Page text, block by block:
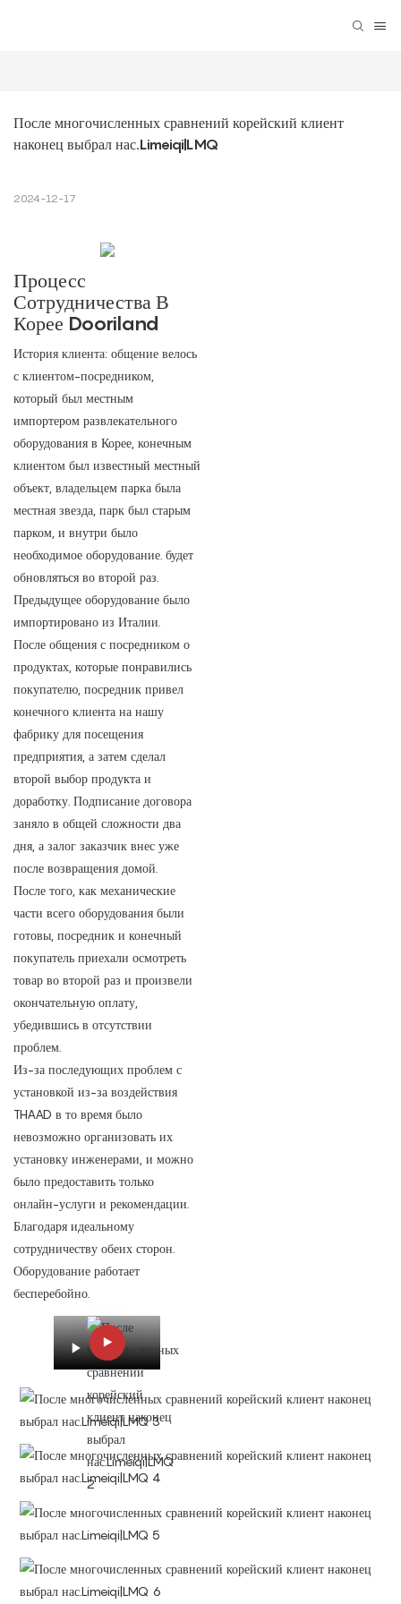
После многочисленных сравнений корейский клиент
наконец выбрал нас.Limeiqi|LMQ
2024-12-17
Процесс
Сотрудничества В
Корее Dooriland
История клиента: общение велось
с клиентом-посредником,
который был местным
импортером развлекательного
оборудования в Корее, конечным
клиентом был известный местный
объект, владельцем парка была
местная звезда, парк был старым
парком, и внутри было
необходимое оборудование. будет
обновляться во второй раз.
Предыдущее оборудование было
импортировано из Италии.
После общения с посредником о
продуктах, которые понравились
покупателю, посредник привел
конечного клиента на нашу
фабрику для посещения
предприятия, а затем сделал
второй выбор продукта и
доработку. Подписание договора
заняло в общей сложности два
дня, а залог заказчик внес уже
после возвращения домой.
После того, как механические
части всего оборудования были
готовы, посредник и конечный
покупатель приехали осмотреть
товар во второй раз и произвели
окончательную оплату,
убедившись в отсутствии
проблем.
Из-за последующих проблем с
установкой из-за воздействия
THAAD в то время было
невозможно организовать их
установку инженерами, и можно
было предоставить только
онлайн-услуги и рекомендации.
Благодаря идеальному
сотрудничеству обеих сторон.
Оборудование работает
бесперебойно.